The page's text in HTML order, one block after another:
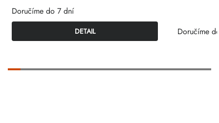
Doručíme do 7 dní
DETAIL Doručíme